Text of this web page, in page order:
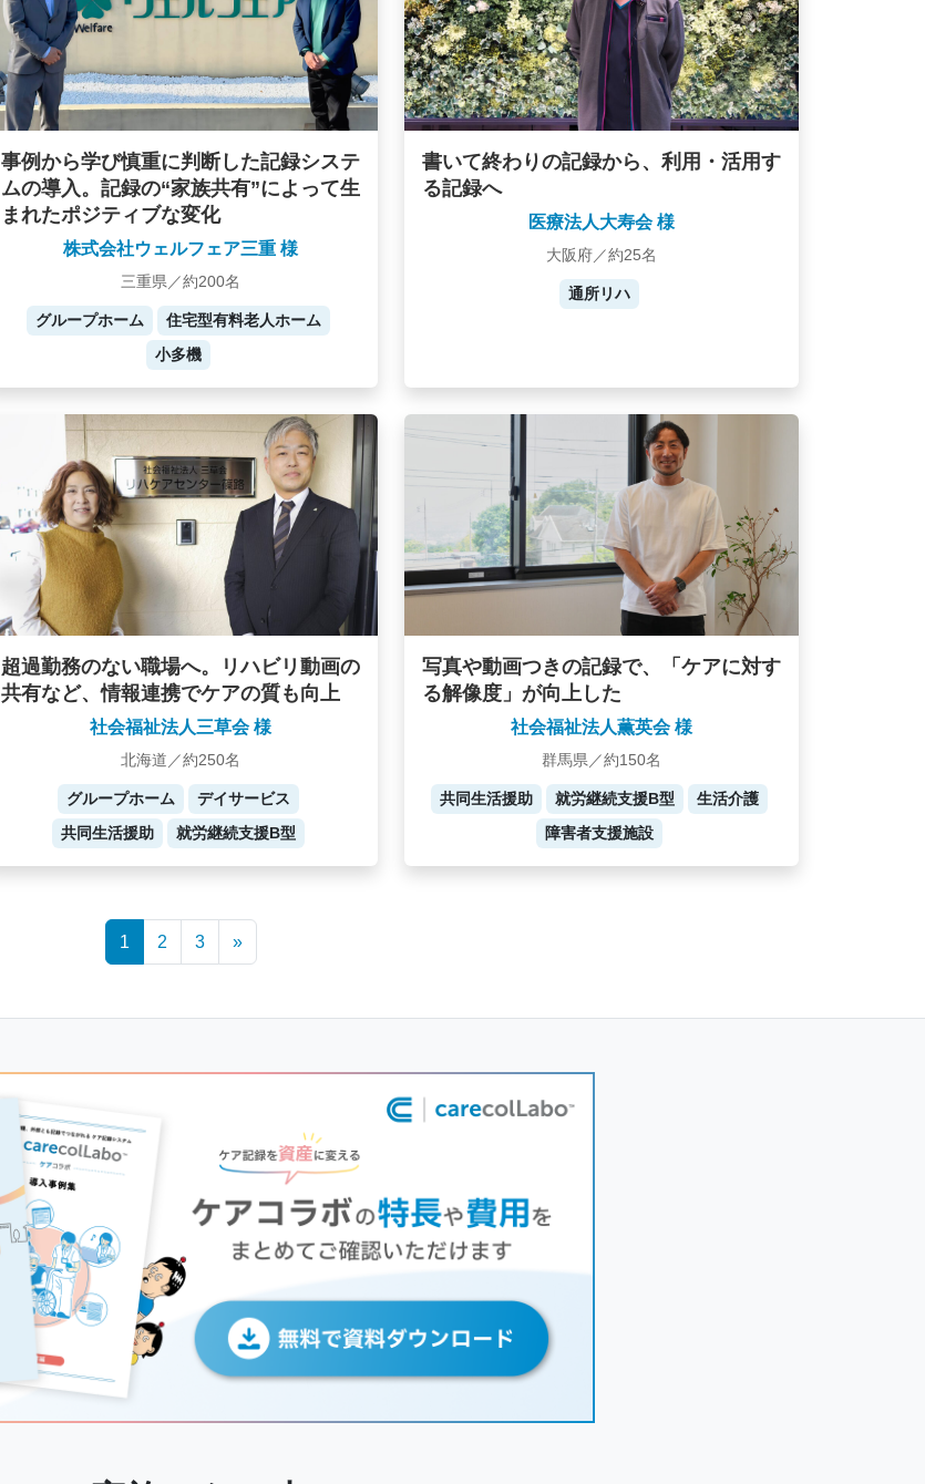
事例から学び慎重に判断した記録システ
ムの導入。記録の“家族共有”によって生
まれたポジティブな変化
株式会社ウェルフェア三重 様
三重県／約200名
グループホーム
住宅型有料老人ホーム
小多機
書いて終わりの記録から、利用・活用す
る記録へ
医療法人大寿会 様
大阪府／約25名
通所リハ
超過勤務のない職場へ。リハビリ動画の
共有など、情報連携でケアの質も向上
社会福祉法人三草会 様
北海道／約250名
グループホーム
デイサービス
共同生活援助
就労継続支援B型
写真や動画つきの記録で、「ケアに対す
る解像度」が向上した
社会福祉法人薫英会 様
群馬県／約150名
共同生活援助 就労継続支援B型
生活介護
障害者支援施設
1 2 3 »